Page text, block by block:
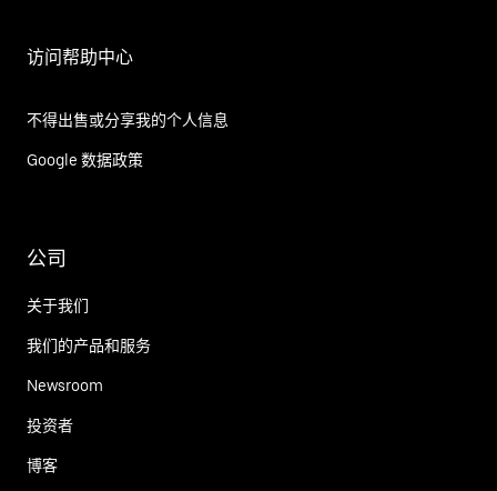
访问帮助中心
不得出售或分享我的个人信息
Google 数据政策
公司
关于我们
我们的产品和服务
Newsroom
投资者
博客